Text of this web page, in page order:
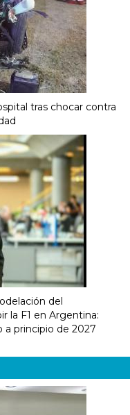
tras chocar contra
del
la F1 en Argentina:
principio de 2027